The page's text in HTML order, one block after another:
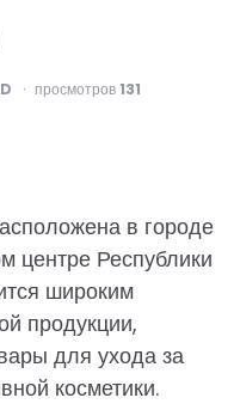
просмотров 131
в городе
центре Республики
широким
продукции,
для ухода за
косметики.